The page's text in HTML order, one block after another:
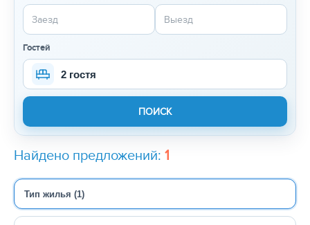
Гостей
2 гостя
Найдено предложений: 1
Тип жилья (1)